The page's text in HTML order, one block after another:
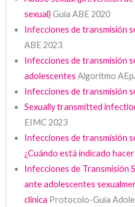
sexual) Guía ABE 2020
Infecciones de transmisión
ABE 2023
Infecciones de transmisión
adolescentes Algoritmo
Infecciones de transmisión
Sexually transmitted
EIMC 2023
Infecciones de transmisión
¿Cuándo está indicado
Infecciones de Transmisión
ante adolescentes
clínica Protocolo-Guía